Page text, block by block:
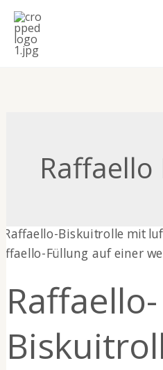
Zum
Inhalt
springen
Raffaello
Raffaello-
Raffaello-
Biskuitrolle